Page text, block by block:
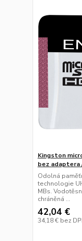
Kingston
bez adaptera
Odolná
technologie
MBs.
chráněná ...
42,04 €
34,18 € bez